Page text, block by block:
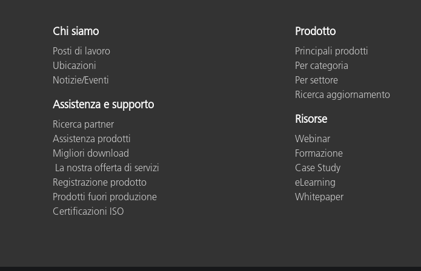
Chi siamo
Posti di lavoro
Ubicazioni
Notizie/Eventi
Assistenza e supporto
Ricerca partner
Assistenza prodotti
Migliori download
La nostra offerta di servizi
Registrazione prodotto
Prodotti fuori produzione
Certificazioni ISO
Prodotto
Principali prodotti
Per categoria
Per settore
Ricerca aggiornamento
Risorse
Webinar
Formazione
Case Study
eLearning
Whitepaper